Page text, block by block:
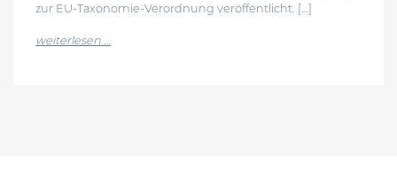
zur EU-Taxonomie-Verordnung veröffentlicht. […]
weiterlesen …